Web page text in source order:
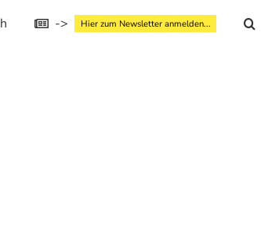
-> Hier zum Newsletter anmelden...